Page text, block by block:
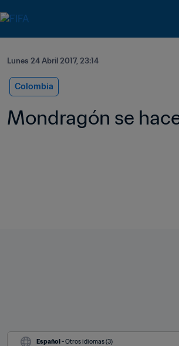
Lunes 24 Abril 2017, 23:14
Colombia
Mondragón se
Español - Otros idiomas (3)